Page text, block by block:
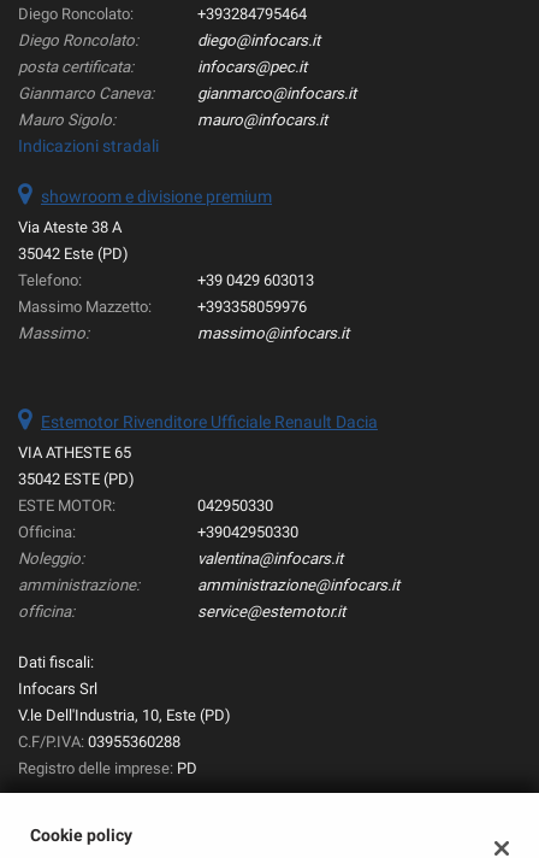
Diego Roncolato:
+393284795464
Diego Roncolato:
diego@infocars.it
posta certificata:
infocars@pec.it
Gianmarco Caneva:
gianmarco@infocars.it
Mauro Sigolo:
mauro@infocars.it
Indicazioni stradali
showroom e divisione premium
Via Ateste 38 A
35042 Este (PD)
Telefono:
+39 0429 603013
Massimo Mazzetto:
+393358059976
Massimo:
massimo@infocars.it
Estemotor Rivenditore Ufficiale Renault Dacia
VIA ATHESTE 65
35042 ESTE (PD)
ESTE MOTOR:
042950330
Officina:
+39042950330
Noleggio:
valentina@infocars.it
amministrazione:
amministrazione@infocars.it
officina:
service@estemotor.it
Dati fiscali:
Infocars Srl
V.le Dell'Industria, 10, Este (PD)
C.F/P.IVA: 03955360288
Registro delle imprese: PD
Cookie policy